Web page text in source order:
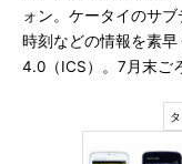
ォン。ケータイのサ
時刻などの情報を素
4.0（ICS）。7月末ご